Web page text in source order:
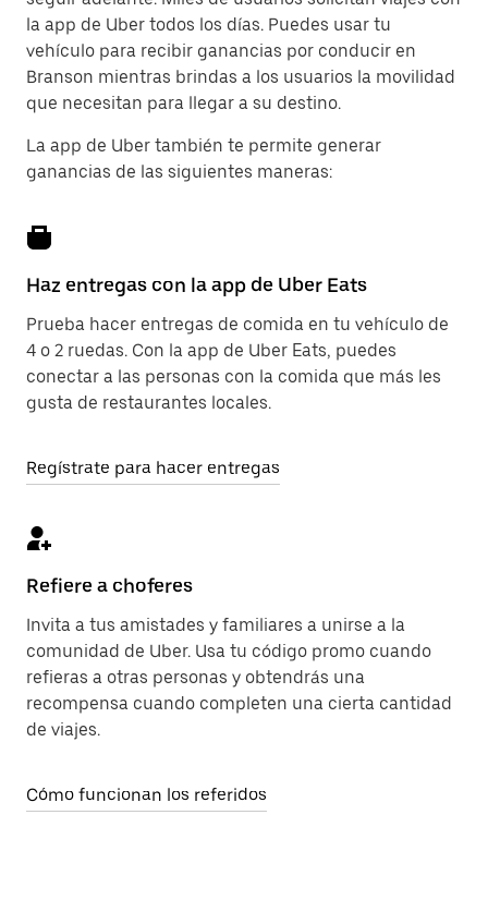
la app de Uber todos los días. Puedes usar tu
vehículo para recibir ganancias por conducir en
Branson mientras brindas a los usuarios la movilidad
que necesitan para llegar a su destino.
La app de Uber también te permite generar
ganancias de las siguientes maneras:
Haz entregas con la app de Uber Eats
Prueba hacer entregas de comida en tu vehículo de
4 o 2 ruedas. Con la app de Uber Eats, puedes
conectar a las personas con la comida que más les
gusta de restaurantes locales.
Regístrate para hacer entregas
Refiere a choferes
Invita a tus amistades y familiares a unirse a la
comunidad de Uber. Usa tu código promo cuando
refieras a otras personas y obtendrás una
recompensa cuando completen una cierta cantidad
de viajes.
Cómo funcionan los referidos